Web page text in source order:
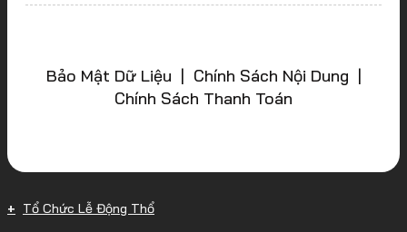
Bảo Mật Dữ Liệu | Chính Sách Nội Dung |
Chính Sách Thanh Toán
Tổ Chức Lễ Động Thổ